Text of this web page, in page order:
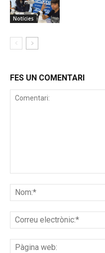
Notícies
FES UN COMENTARI